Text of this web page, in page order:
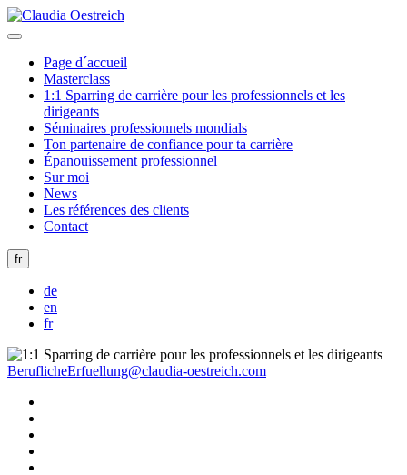
Page d´accueil
Masterclass
1:1 Sparring de carrière pour les professionnels et les
dirigeants
Séminaires professionnels mondials
Ton partenaire de confiance pour ta carrière
Épanouissement professionnel
Sur moi
News
Les références des clients
Contact
fr
de
en
fr
BeruflicheErfuellung@claudia-oestreich.com